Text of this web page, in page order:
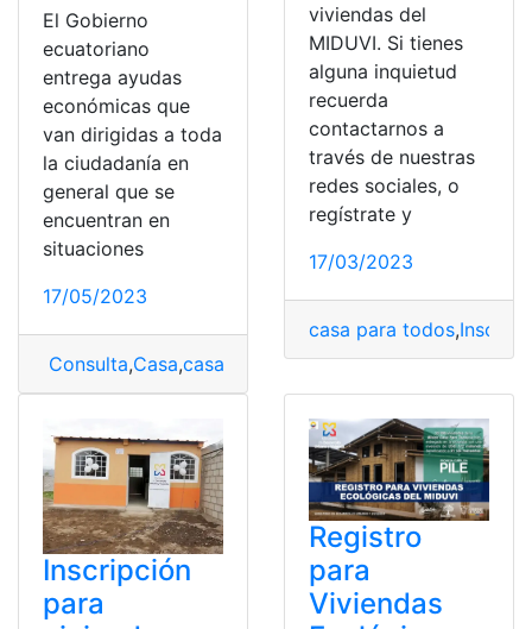
El Gobierno
ecuatoriano
entrega ayudas
económicas que
van dirigidas a toda
la ciudadanía en
general que se
encuentran en
situaciones
17/05/2023
Consulta,Casa,casa para todos,inscripción,
viviendas del
MIDUVI. Si tienes
alguna inquietud
recuerda
contactarnos a
través de nuestras
redes sociales, o
regístrate y
17/03/2023
casa para todos,
Inscripción
para
Registro
para
Viviendas